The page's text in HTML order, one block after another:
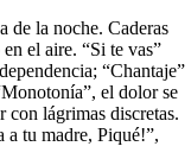
de la noche. Caderas
el aire. “Si te vas”
“Chantaje”
el dolor se
lágrimas discretas.
a tu madre, Piqué!”,